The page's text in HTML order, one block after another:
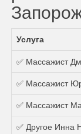
Услуга
✅ Массажист
✅ Массажист
✅ Массажист
✅ Другое Инна